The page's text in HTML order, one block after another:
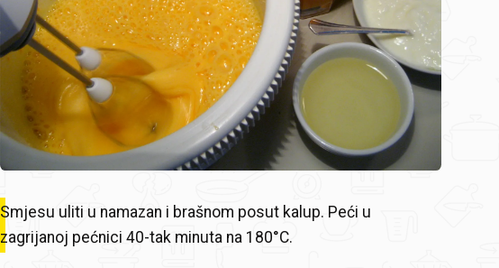
Smjesu uliti u namazan i brašnom posut kalup. Peći u
zagrijanoj pećnici 40-tak minuta na 180°C.